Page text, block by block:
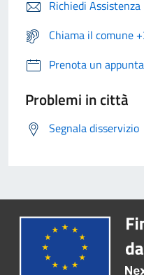
Richiedi Assistenza
Chiama il comune
Prenota un
Problemi in città
Segnala disservizio